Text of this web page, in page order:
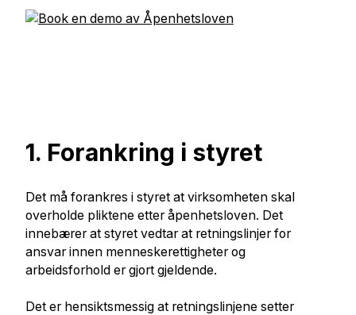
1. Forankring i styret
Det må forankres i styret at virksomheten skal
overholde pliktene etter åpenhetsloven. Det
innebærer at styret vedtar at retningslinjer for
ansvar innen menneskerettigheter og
arbeidsforhold er gjort gjeldende.
Det er hensiktsmessig at retningslinjene setter